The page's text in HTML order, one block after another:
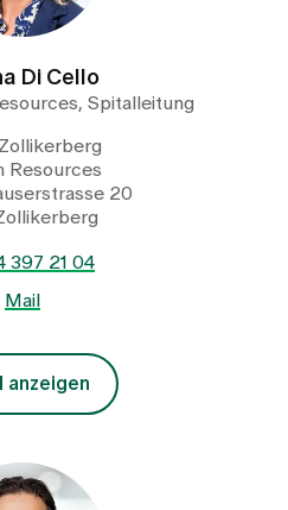
Di Cello
Spitalleitung
Resources
20
397 21 04
Mail
anzeigen